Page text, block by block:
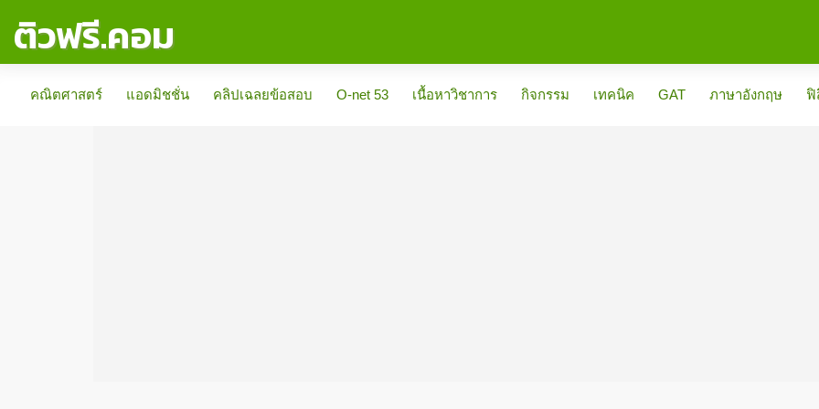
ติวฟรี.คอม
คณิตศาสตร์
แอดมิชชั่น คลิปเฉลยข้อสอบ O-net 53 เนื้อหาวิชาการ กิจกรรม เทคนิค GAT ภาษาอังกฤษ ฟิ